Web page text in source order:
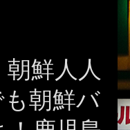
朝鮮人人
朝鮮バ